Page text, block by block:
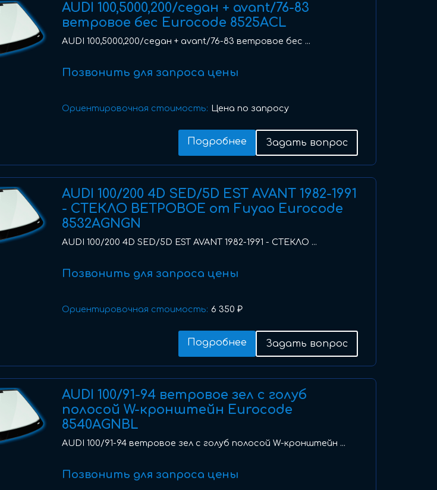
AUDI 100,5000,200/седан + avant/76-83
ветровое бес Eurocode 8525ACL
AUDI 100,5000,200/седан + avant/76-83 ветровое бес ...
Позвонить для запроса цены
Ориентировочная стоимость: Цена по запросу
Подробнее Задать вопрос
AUDI 100/200 4D SED/5D EST AVANT 1982-1991
- СТЕКЛО ВЕТРОВОЕ от Fuyao Eurocode
8532AGNGN
AUDI 100/200 4D SED/5D EST AVANT 1982-1991 - СТЕКЛО ...
Позвонить для запроса цены
Ориентировочная стоимость: 6 350 ₽
Подробнее Задать вопрос
AUDI 100/91-94 ветровое зел с голуб
полосой W-кронштейн Eurocode
8540AGNBL
AUDI 100/91-94 ветровое зел с голуб полосой W-кронштейн ...
Позвонить для запроса цены